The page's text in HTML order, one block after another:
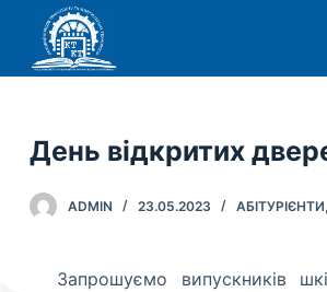
р
т
и
День відкритих
ADMIN 23.05.2023 АБІТУРІЄНТИ,
Запрошуємо випускників